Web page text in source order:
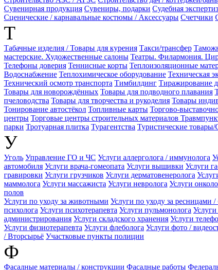
Сувенирная продукция Сувениры, подарки Судебная
Сценические / карнавальные костюмы / Аксессуары Счетчики
Т
Табачные изделия / Товары для курения Такси/трансфер
мастерские. Художественные салоны Театры. Филармония.
Телефоны доверия Теннисные корты Теплоизоляционные
Водоснабжение Теплохимическое оборудование Техническая
Технический осмотр транспорта Тимбилдинг Тиражирование
Товары для новорождённых Товары для подводного плавания
пчеловодства Товары для творчества и рукоделия Товары
Тонирование автостёкол Топливные карты Торгово-
центры Торговые центры строительных материалов
парки Тротуарная плитка Турагентства Туристические
У
Уголь Управление ГО и ЧС Услуги аллерголога / иммунолога
автомобиля Услуги врача-гомеопата Услуги вышивки Услуги
гравировки Услуги грузчиков Услуги дерматовенеролога
маммолога Услуги массажиста Услуги невролога Услуги
полов
Услуги по уходу за животными Услуги по уходу за ресницами
психолога Услуги психотерапевта Услуги пульмонолога Услуги
администрирования Услуги складского хранения Услуги
Услуги физиотерапевта Услуги флеболога Услуги фото /
/ Вторсырьё Участковые пункты полиции
Ф
Фасадные материалы / конструкции Фасадные работы